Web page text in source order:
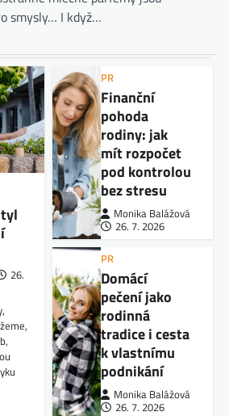
smysly… I když…
26.
PR
Finanční
pohoda
rodiny: jak
mít rozpočet
pod kontrolou
bez stresu
Monika Balážová
26. 7. 2026
PR
Domácí
pečení jako
rodinná
tradice i cesta
k vlastnímu
podnikání
Monika Balážová
26. 7. 2026